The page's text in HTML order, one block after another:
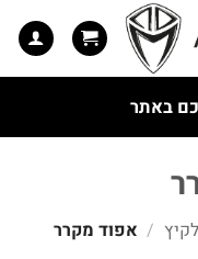
באתר
/ אפוד מקרר